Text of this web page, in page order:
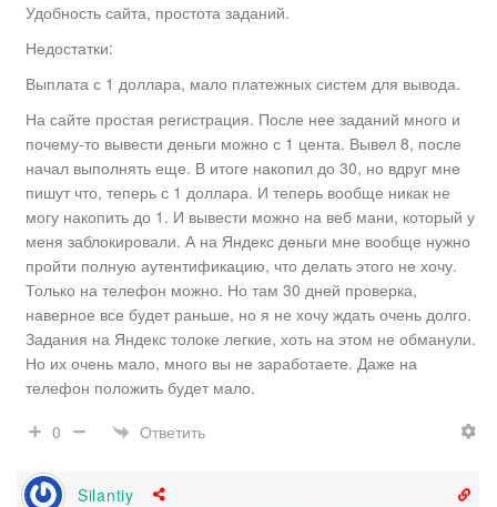
Удобность сайта, простота заданий.
Недостатки:
Выплата с 1 доллара, мало платежных систем для вывода.
На сайте простая регистрация. После нее заданий много и
почему-то вывести деньги можно с 1 цента. Вывел 8, после
начал выполнять еще. В итоге накопил до 30, но вдруг мне
пишут что, теперь с 1 доллара. И теперь вообще никак не
могу накопить до 1. И вывести можно на веб мани, который у
меня заблокировали. А на Яндекс деньги мне вообще нужно
пройти полную аутентификацию, что делать этого не хочу.
Только на телефон можно. Но там 30 дней проверка,
наверное все будет раньше, но я не хочу ждать очень долго.
Задания на Яндекс толоке легкие, хоть на этом не обманули.
Но их очень мало, много вы не заработаете. Даже на
телефон положить будет мало.
0
Ответить
Silantiy